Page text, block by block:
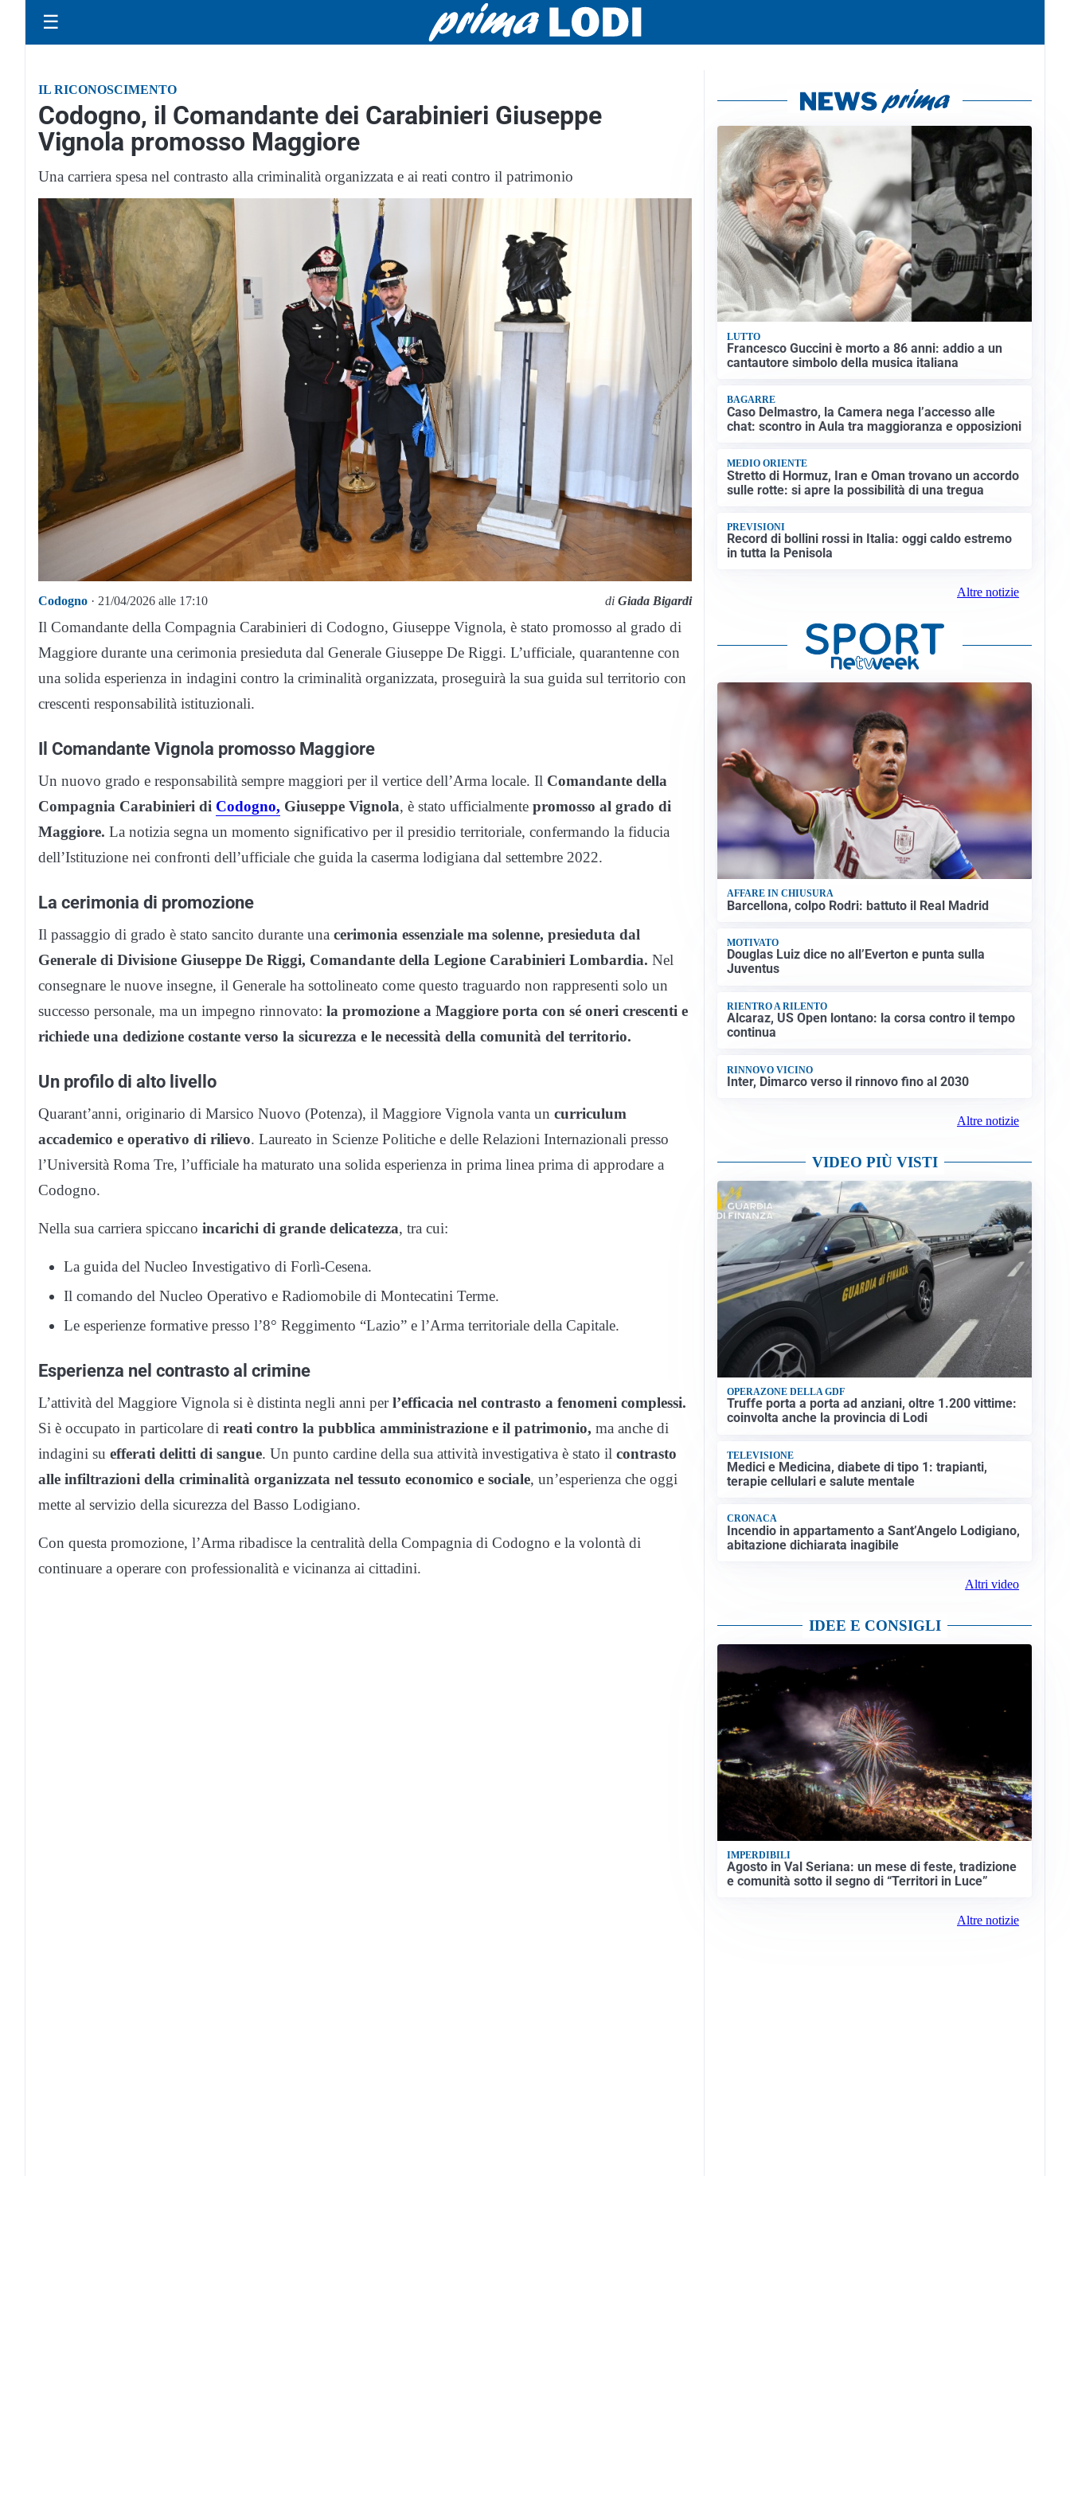
☰
IL RICONOSCIMENTO
Codogno, il Comandante dei Carabinieri Giuseppe
Vignola promosso Maggiore
Una carriera spesa nel contrasto alla criminalità organizzata e ai reati contro il patrimonio
Codogno · 21/04/2026 alle 17:10 diGiada Bigardi
Il Comandante della Compagnia Carabinieri di Codogno, Giuseppe Vignola, è stato promosso al grado di
Maggiore durante una cerimonia presieduta dal Generale Giuseppe De Riggi. L’ufficiale, quarantenne con
una solida esperienza in indagini contro la criminalità organizzata, proseguirà la sua guida sul territorio con
crescenti responsabilità istituzionali.
Il Comandante Vignola promosso Maggiore
Un nuovo grado e responsabilità sempre maggiori per il vertice dell’Arma locale. Il Comandante della
Compagnia Carabinieri di Codogno, Giuseppe Vignola, è stato ufficialmente promosso al grado di
Maggiore. La notizia segna un momento significativo per il presidio territoriale, confermando la fiducia
dell’Istituzione nei confronti dell’ufficiale che guida la caserma lodigiana dal settembre 2022.
La cerimonia di promozione
Il passaggio di grado è stato sancito durante una cerimonia essenziale ma solenne, presieduta dal
Generale di Divisione Giuseppe De Riggi, Comandante della Legione Carabinieri Lombardia. Nel
consegnare le nuove insegne, il Generale ha sottolineato come questo traguardo non rappresenti solo un
successo personale, ma un impegno rinnovato: la promozione a Maggiore porta con sé oneri crescenti e
richiede una dedizione costante verso la sicurezza e le necessità della comunità del territorio.
Un profilo di alto livello
Quarant’anni, originario di Marsico Nuovo (Potenza), il Maggiore Vignola vanta un curriculum
accademico e operativo di rilievo. Laureato in Scienze Politiche e delle Relazioni Internazionali presso
l’Università Roma Tre, l’ufficiale ha maturato una solida esperienza in prima linea prima di approdare a
Codogno.
Nella sua carriera spiccano incarichi di grande delicatezza, tra cui:
La guida del Nucleo Investigativo di Forlì-Cesena.
Il comando del Nucleo Operativo e Radiomobile di Montecatini Terme.
Le esperienze formative presso l’8° Reggimento “Lazio” e l’Arma territoriale della Capitale.
Esperienza nel contrasto al crimine
L’attività del Maggiore Vignola si è distinta negli anni perl’efficacia nel contrasto a fenomeni complessi.
Si è occupato in particolare di reati contro la pubblica amministrazione e il patrimonio, ma anche di
indagini su efferati delitti di sangue. Un punto cardine della sua attività investigativa è stato il contrasto
alle infiltrazioni della criminalità organizzata nel tessuto economico e sociale, un’esperienza che oggi
mette al servizio della sicurezza del Basso Lodigiano.
Con questa promozione, l’Arma ribadisce la centralità della Compagnia di Codogno e la volontà di
continuare a operare con professionalità e vicinanza ai cittadini.
LUTTO
Francesco Guccini è morto a 86 anni: addio a un
cantautore simbolo della musica italiana
BAGARRE
Caso Delmastro, la Camera nega l’accesso alle
chat: scontro in Aula tra maggioranza e opposizioni
MEDIO ORIENTE
Stretto di Hormuz, Iran e Oman trovano un accordo
sulle rotte: si apre la possibilità di una tregua
PREVISIONI
Record di bollini rossi in Italia: oggi caldo estremo
in tutta la Penisola
Altre notizie
AFFARE IN CHIUSURA
Barcellona, colpo Rodri: battuto il Real Madrid
MOTIVATO
Douglas Luiz dice no all’Everton e punta sulla
Juventus
RIENTRO A RILENTO
Alcaraz, US Open lontano: la corsa contro il tempo
continua
RINNOVO VICINO
Inter, Dimarco verso il rinnovo fino al 2030
Altre notizie
VIDEO PIÙ VISTI
OPERAZONE DELLA GDF
Truffe porta a porta ad anziani, oltre 1.200 vittime:
coinvolta anche la provincia di Lodi
TELEVISIONE
Medici e Medicina, diabete di tipo 1: trapianti,
terapie cellulari e salute mentale
CRONACA
Incendio in appartamento a Sant’Angelo Lodigiano,
abitazione dichiarata inagibile
Altri video
IDEE E CONSIGLI
IMPERDIBILI
Agosto in Val Seriana: un mese di feste, tradizione
e comunità sotto il segno di “Territori in Luce”
Altre notizie